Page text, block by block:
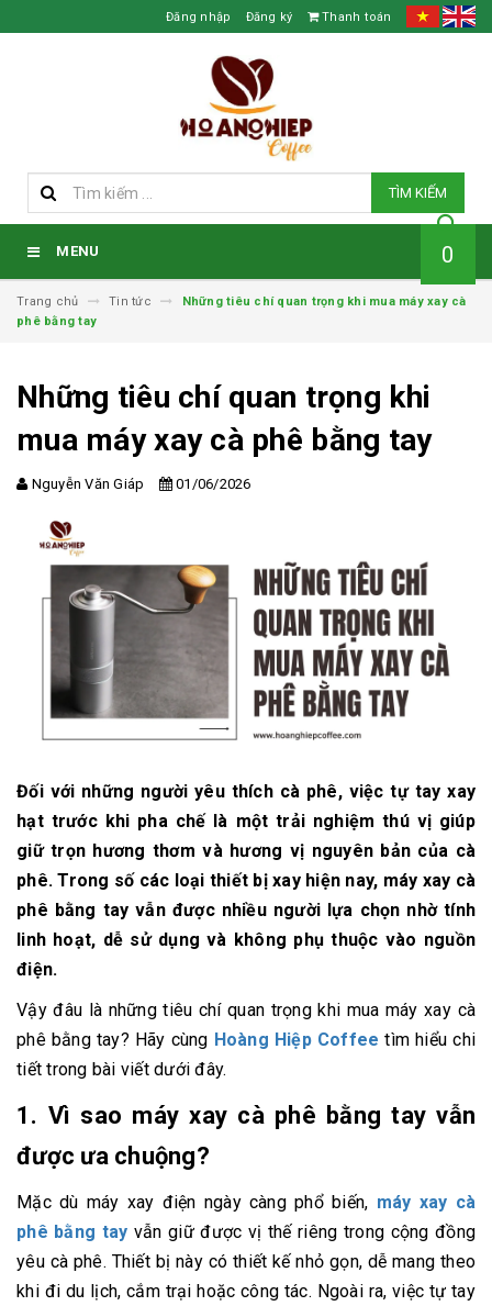
Đăng nhập Đăng ký Thanh toán
TÌM KIẾM
MENU 0
Trang chủ Tin tức
Những tiêu chí quan trọng khi mua máy xay cà
phê bằng tay
Những tiêu chí quan trọng khi
mua máy xay cà phê bằng tay
Nguyễn Văn Giáp 01/06/2026
Đối với những người yêu thích cà phê, việc tự tay xay
hạt trước khi pha chế là một trải nghiệm thú vị giúp
giữ trọn hương thơm và hương vị nguyên bản của cà
phê. Trong số các loại thiết bị xay hiện nay, máy xay cà
phê bằng tay vẫn được nhiều người lựa chọn nhờ tính
linh hoạt, dễ sử dụng và không phụ thuộc vào nguồn
điện.
Vậy đâu là những tiêu chí quan trọng khi mua máy xay cà
phê bằng tay? Hãy cùng Hoàng Hiệp Coffee tìm hiểu chi
tiết trong bài viết dưới đây.
1. Vì sao máy xay cà phê bằng tay vẫn
được ưa chuộng?
Mặc dù máy xay điện ngày càng phổ biến, máy xay cà
phê bằng tay vẫn giữ được vị thế riêng trong cộng đồng
yêu cà phê. Thiết bị này có thiết kế nhỏ gọn, dễ mang theo
khi đi du lịch, cắm trại hoặc công tác. Ngoài ra, việc tự tay